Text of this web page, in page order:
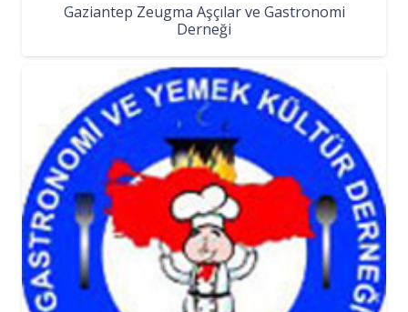
Gaziantep Zeugma Aşçılar ve Gastronomi
Derneği